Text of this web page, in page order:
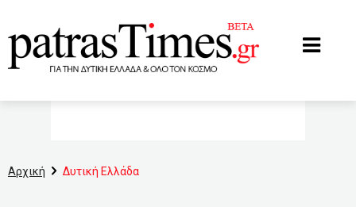
Αρχική Δυτική Ελλάδα